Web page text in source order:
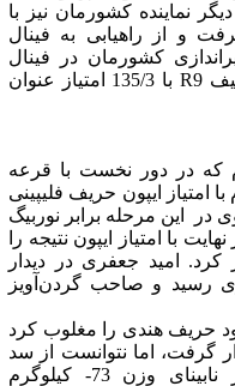
نماینده کشورمان نیز با
گرفت و از راهیابی به فینال
کشورمان در فینال
رقابت‌های تفنگ 50 متر درازکش خفیف R9 با 135/3 امتیاز عنوان
وزن 81- کیلوگرم که در دور نخست با قرعه
امتیاز ایپون حریف فلیپینی
این مرحله برابر نوربیگ
با امتیاز ایپون نتیجه را
کرد. امید جعفری در دیدار
رسید و صاحب گردن‌آویز
حریف هندی را مغلوب کرد
گرفت، اما نتوانست از سد
وی عبور کند.عباس‌نژاد، جودو کار نابینای وزن 73- کیلوگرم